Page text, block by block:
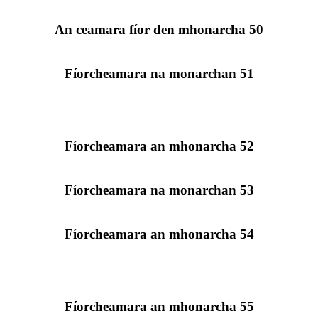
An ceamara fíor den mhonarcha 50
Fíorcheamara na monarchan 51
Fíorcheamara an mhonarcha 52
Fíorcheamara na monarchan 53
Fíorcheamara an mhonarcha 54
Fíorcheamara an mhonarcha 55